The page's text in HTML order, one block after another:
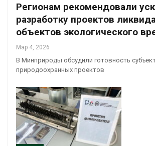
Регионам рекомендовали
разработку проектов
объектов экологического
Мар 4, 2026
В Минприроды обсудили готовность
природоохранных проектов